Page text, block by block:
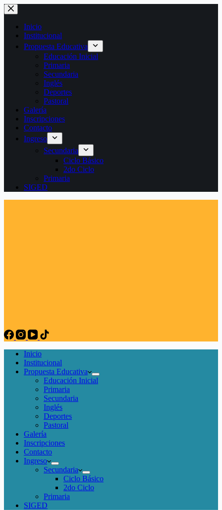
Saltar
al
contenido
Inicio
Institucional
Propuesta Educativa
Educación Inicial
Primaria
Secundaria
Inglés
Deportes
Pastoral
Galería
Inscripciones
Contacto
Ingreso
Secundaria
Ciclo Básico
2do Ciclo
Primaria
SIGED
Inicio
Institucional
Propuesta Educativa
Educación Inicial
Primaria
Secundaria
Inglés
Deportes
Pastoral
Galería
Inscripciones
Contacto
Ingreso
Secundaria
Ciclo Básico
2do Ciclo
Primaria
SIGED